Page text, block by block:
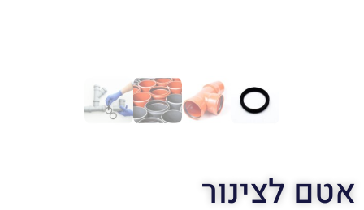
אטם לצינור